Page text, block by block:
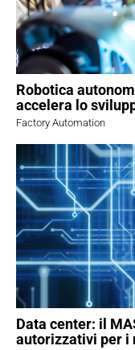
Robotica
accelera lo
Factory Automation
Data center: il
autorizzativi per i